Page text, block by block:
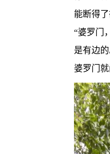
能断得了
“婆罗门
是有边的
婆罗门